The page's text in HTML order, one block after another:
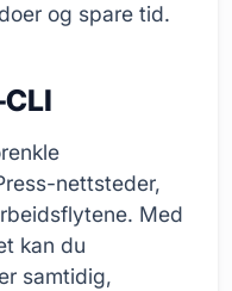
og spare tid.
nettsteder,
Med
kan du
samtidig,